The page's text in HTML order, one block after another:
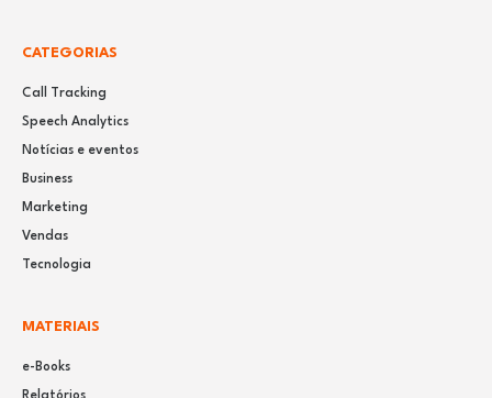
CATEGORIAS
Call Tracking
Speech Analytics
Notícias e eventos
Business
Marketing
Vendas
Tecnologia
MATERIAIS
e-Books